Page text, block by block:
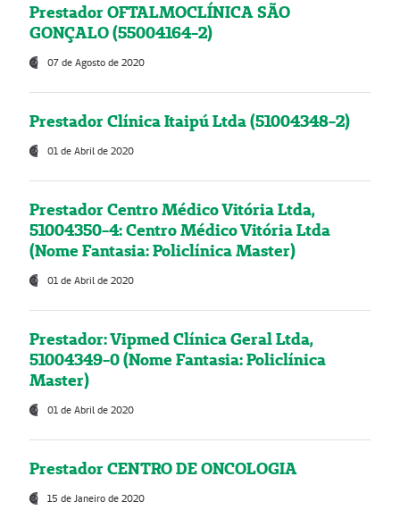
Prestador OFTALMOCLÍNICA SÃO
GONÇALO (55004164-2)
07 de Agosto de 2020
Prestador Clínica Itaipú Ltda (51004348-2)
01 de Abril de 2020
Prestador Centro Médico Vitória Ltda,
51004350-4: Centro Médico Vitória Ltda
(Nome Fantasia: Policlínica Master)
01 de Abril de 2020
Prestador: Vipmed Clínica Geral Ltda,
51004349-0 (Nome Fantasia: Policlínica
Master)
01 de Abril de 2020
Prestador CENTRO DE ONCOLOGIA
15 de Janeiro de 2020